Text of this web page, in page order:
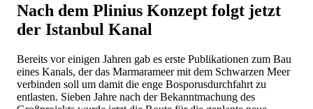
Nach dem Plinius Konzept folgt jetzt
der Istanbul Kanal
Bereits vor einigen Jahren gab es erste Publikationen zum Bau
eines Kanals, der das Marmarameer mit dem Schwarzen Meer
verbinden soll um damit die enge Bosporusdurchfahrt zu
entlasten. Sieben Jahre nach der Bekanntmachung des